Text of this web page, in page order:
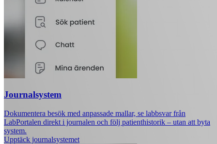
Journalsystem
Dokumentera besök med anpassade mallar, se labbsvar från
LabPortalen direkt i journalen och följ patienthistorik – utan att byta
system.
Upptäck journalsystemet